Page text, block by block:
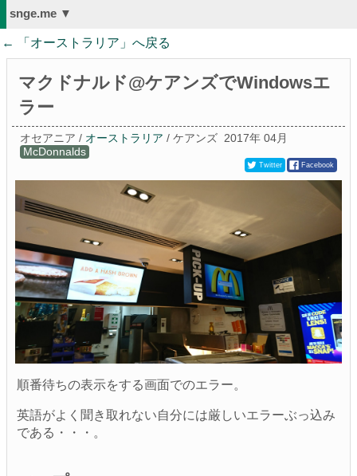
snge.me ▼
← 「 オーストラリア 」へ戻る
マクドナルド@ケアンズでWindowsエ
ラー
オセアニア / オーストラリア / ケアンズ 2017年 04月
McDonnalds
Twitter Facebook
順番待ちの表示をする画面でのエラー。
英語がよく聞き取れない自分には厳しいエラーぶっ込み
である・・・。